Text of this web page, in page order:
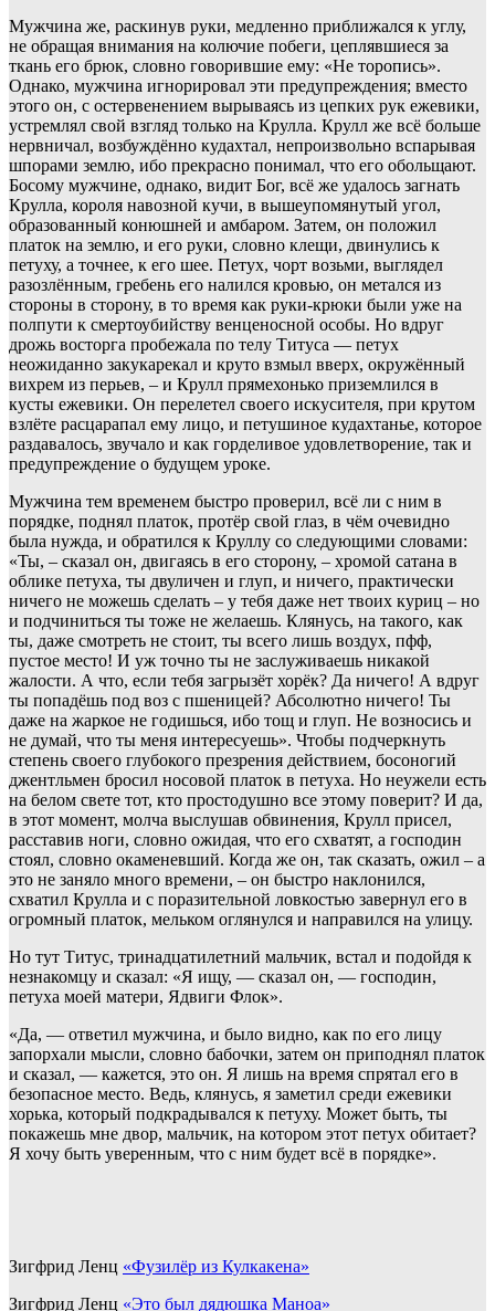
Мужчина же, раскинув руки, медленно приближался к углу,
не обращая внимания на колючие побеги, цеплявшиеся за
ткань его брюк, словно говорившие ему: «Не торопись».
Однако, мужчина игнорировал эти предупреждения; вместо
этого он, с остервенением вырываясь из цепких рук ежевики,
устремлял свой взгляд только на Крулла. Крулл же всё больше
нервничал, возбуждённо кудахтал, непроизвольно вспарывая
шпорами землю, ибо прекрасно понимал, что его обольщают.
Босому мужчине, однако, видит Бог, всё же удалось загнать
Крулла, короля навозной кучи, в вышеупомянутый угол,
образованный конюшней и амбаром. Затем, он положил
платок на землю, и его руки, словно клещи, двинулись к
петуху, а точнее, к его шее. Петух, чорт возьми, выглядел
разозлённым, гребень его налился кровью, он метался из
стороны в сторону, в то время как руки-крюки были уже на
полпути к смертоубийству венценосной особы. Но вдруг
дрожь восторга пробежала по телу Титуса — петух
неожиданно закукарекал и круто взмыл вверх, окружённый
вихрем из перьев, – и Крулл прямехонько приземлился в
кусты ежевики. Он перелетел своего искусителя, при крутом
взлёте расцарапал ему лицо, и петушиное кудахтанье, которое
раздавалось, звучало и как горделивое удовлетворение, так и
предупреждение о будущем уроке.
Мужчина тем временем быстро проверил, всё ли с ним в
порядке, поднял платок, протёр свой глаз, в чём очевидно
была нужда, и обратился к Круллу со следующими словами:
«Ты, – сказал он, двигаясь в его сторону, – хромой сатана в
облике петуха, ты двуличен и глуп, и ничего, практически
ничего не можешь сделать – у тебя даже нет твоих куриц – но
и подчиниться ты тоже не желаешь. Клянусь, на такого, как
ты, даже смотреть не стоит, ты всего лишь воздух, пфф,
пустое место! И уж точно ты не заслуживаешь никакой
жалости. А что, если тебя загрызёт хорёк? Да ничего! А вдруг
ты попадёшь под воз с пшеницей? Абсолютно ничего! Ты
даже на жаркое не годишься, ибо тощ и глуп. Не возносись и
не думай, что ты меня интересуешь». Чтобы подчеркнуть
степень своего глубокого презрения действием, босоногий
джентльмен бросил носовой платок в петуха. Но неужели есть
на белом свете тот, кто простодушно все этому поверит? И да,
в этот момент, молча выслушав обвинения, Крулл присел,
расставив ноги, словно ожидая, что его схватят, а господин
стоял, словно окаменевший. Когда же он, так сказать, ожил – а
это не заняло много времени, – он быстро наклонился,
схватил Крулла и с поразительной ловкостью завернул его в
огромный платок, мельком оглянулся и направился на улицу.
Но тут Титус, тринадцатилетний мальчик, встал и подойдя к
незнакомцу и сказал: «Я ищу, — сказал он, — господин,
петуха моей матери, Ядвиги Флок».
«Да, — ответил мужчина, и было видно, как по его лицу
запорхали мысли, словно бабочки, затем он приподнял платок
и сказал, — кажется, это он. Я лишь на время спрятал его в
безопасное место. Ведь, клянусь, я заметил среди ежевики
хорька, который подкрадывался к петуху. Может быть, ты
покажешь мне двор, мальчик, на котором этот петух обитает?
Я хочу быть уверенным, что с ним будет всё в порядке».
Зигфрид Ленц «Фузилёр из Кулкакена»
Зигфрид Ленц «Это был дядюшка Маноа»